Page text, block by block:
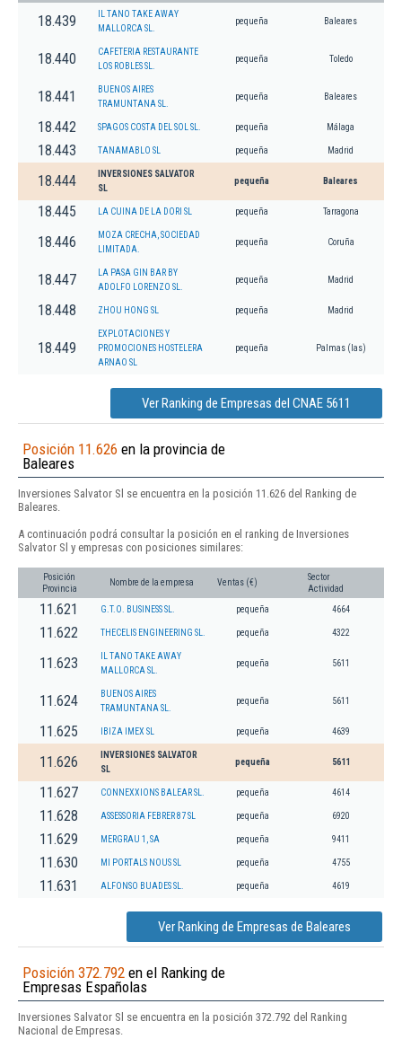
18.439
IL TANO TAKE AWAY
MALLORCA SL.
pequeña Baleares
18.440
CAFETERIA RESTAURANTE
LOS ROBLES SL.
pequeña Toledo
18.441
BUENOS AIRES
TRAMUNTANA SL.
pequeña Baleares
18.442 SPAGOS COSTA DEL SOL SL. pequeña Málaga
18.443 TANAMABLO SL pequeña Madrid
18.444
INVERSIONES SALVATOR
SL
pequeña Baleares
18.445 LA CUINA DE LA DORI SL pequeña Tarragona
18.446
MOZA CRECHA, SOCIEDAD
LIMITADA.
pequeña Coruña
18.447
LA PASA GIN BAR BY
ADOLFO LORENZO SL.
pequeña Madrid
18.448 ZHOU HONG SL pequeña Madrid
18.449
EXPLOTACIONES Y
PROMOCIONES HOSTELERA
ARNAO SL
pequeña Palmas (las)
Ver Ranking de Empresas del CNAE 5611
Posición 11.626 en la provincia de
Baleares
Inversiones Salvator Sl se encuentra en la posición 11.626 del Ranking de
Baleares.
A continuación podrá consultar la posición en el ranking de Inversiones
Salvator Sl y empresas con posiciones similares:
Posición
Provincia
Nombre de la empresa Ventas (€)
Sector
Actividad
11.621 G.T.O. BUSINESS SL. pequeña 4664
11.622 THECELIS ENGINEERING SL. pequeña 4322
11.623
IL TANO TAKE AWAY
MALLORCA SL.
pequeña 5611
11.624
BUENOS AIRES
TRAMUNTANA SL.
pequeña 5611
11.625 IBIZA IMEX SL pequeña 4639
11.626
INVERSIONES SALVATOR
SL
pequeña 5611
11.627 CONNEXXIONS BALEAR SL. pequeña 4614
11.628 ASSESSORIA FEBRER 87 SL pequeña 6920
11.629 MERGRAU 1, SA pequeña 9411
11.630 MI PORTALS NOUS SL pequeña 4755
11.631 ALFONSO BUADES SL. pequeña 4619
Ver Ranking de Empresas de Baleares
Posición 372.792 en el Ranking de
Empresas Españolas
Inversiones Salvator Sl se encuentra en la posición 372.792 del Ranking
Nacional de Empresas.